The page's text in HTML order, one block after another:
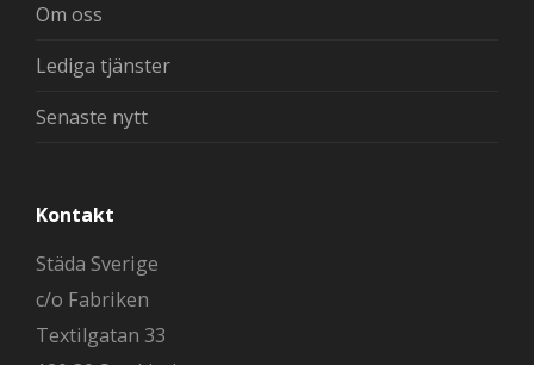
Om oss
Lediga tjänster
Senaste nytt
Kontakt
Städa Sverige
c/o Fabriken
Textilgatan 33